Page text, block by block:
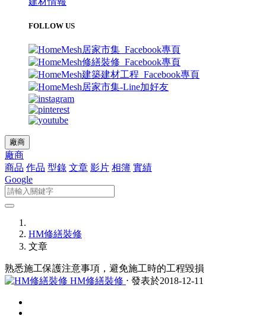
FOLLOW US
廠商
廠商
商品 作品 型錄 文章 影片 相簿 實績
Google
HM修繕裝修
文章
熟悉施工保護注意事項，避免施工時的工程毀損
HM修繕裝修 ⋅ 發表於2018-12-11